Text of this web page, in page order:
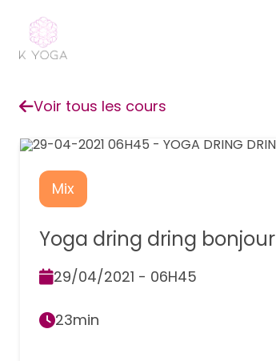
Voir tous les cours
Mix
Yoga dring dring bonjour
29/04/2021 - 06H45
23min